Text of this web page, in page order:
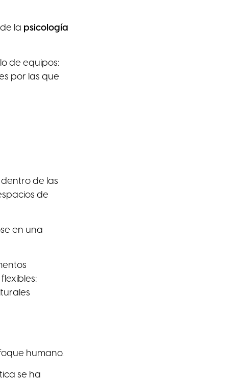
la psicología
de equipos:
por las que
de las
de
en una
humano.
se ha